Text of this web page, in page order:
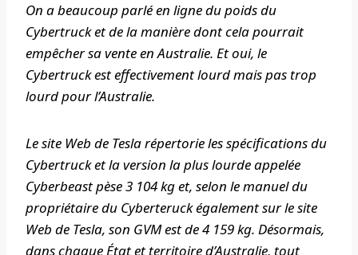
On a beaucoup parlé en ligne du poids du
Cybertruck et de la manière dont cela pourrait
empêcher sa vente en Australie. Et oui, le
Cybertruck est effectivement lourd mais pas trop
lourd pour l’Australie.
Le site Web de Tesla répertorie les spécifications du
Cybertruck et la version la plus lourde appelée
Cyberbeast pèse 3 104 kg et, selon le manuel du
propriétaire du Cyberteruck également sur le site
Web de Tesla, son GVM est de 4 159 kg. Désormais,
dans chaque État et territoire d’Australie, tout